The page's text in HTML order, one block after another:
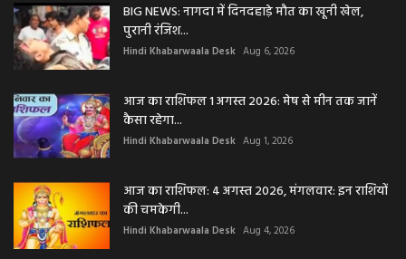
BIG NEWS: नागदा में दिनदहाड़े मौत का खूनी खेल,
पुरानी रंजिश...
Hindi Khabarwaala Desk Aug 6, 2026
आज का राशिफल 1 अगस्त 2026: मेष से मीन तक जानें
कैसा रहेगा...
Hindi Khabarwaala Desk Aug 1, 2026
आज का राशिफल: 4 अगस्त 2026, मंगलवार: इन राशियों
की चमकेगी...
Hindi Khabarwaala Desk Aug 4, 2026